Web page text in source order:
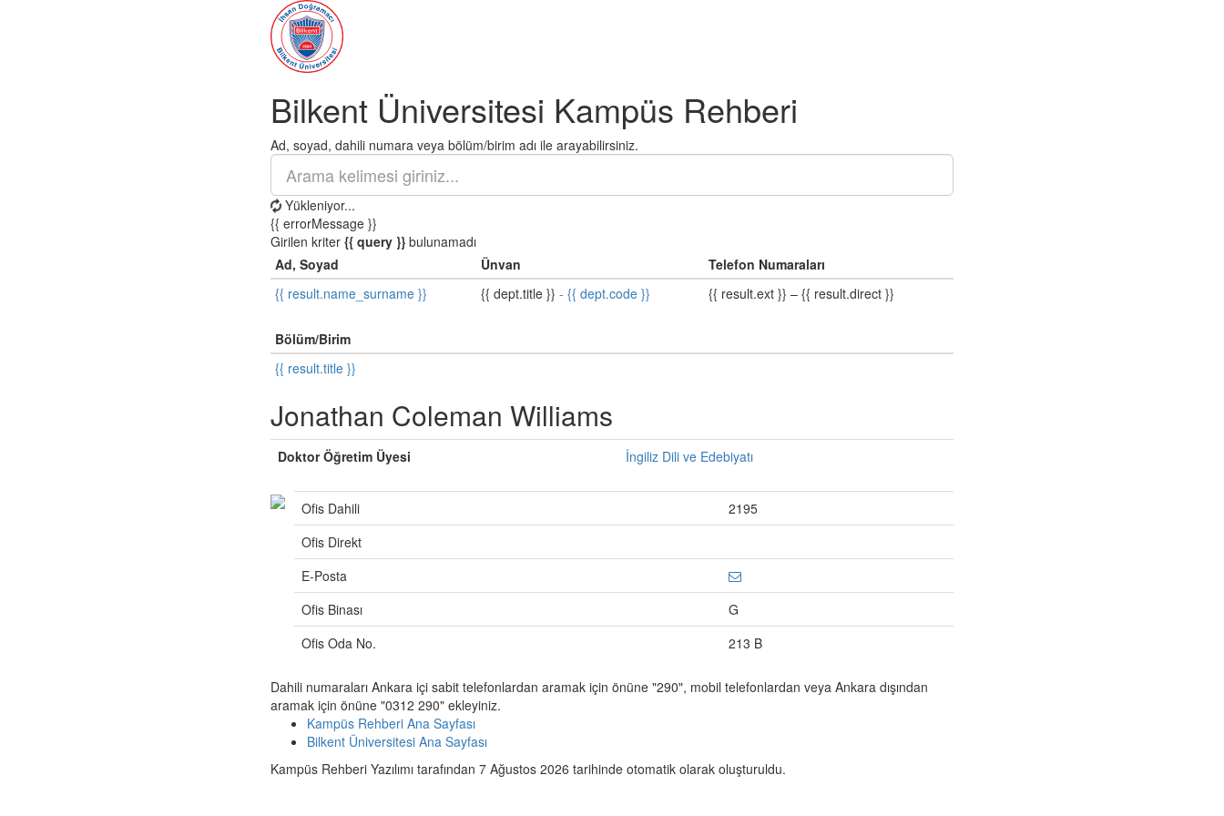
Bilkent Üniversitesi Kampüs Rehberi
Ad, soyad, dahili numara veya bölüm/birim adı ile arayabilirsiniz.
Yükleniyor...
{{ errorMessage }}
Girilen kriter {{ query }} bulunamadı
Ad, Soyad
Ünvan
Telefon Numaraları
{{ result.name_surname }}
{{ dept.title }} - {{ dept.code }} {{ result.ext }} – {{ result.direct }}
Bölüm/Birim
{{ result.title }}
Jonathan Coleman Williams
Doktor Öğretim Üyesi İngiliz Dili ve Edebiyatı
Ofis Dahili
2195
Ofis Direkt
E-Posta
Ofis Binası
G
Ofis Oda No.
213 B
Dahili numaraları Ankara içi sabit telefonlardan aramak için önüne "290", mobil telefonlardan veya Ankara dışından
aramak için önüne "0312 290" ekleyiniz.
Kampüs Rehberi Ana Sayfası
Bilkent Üniversitesi Ana Sayfası
Kampüs Rehberi Yazılımı tarafından 7 Ağustos 2026 tarihinde otomatik olarak oluşturuldu.